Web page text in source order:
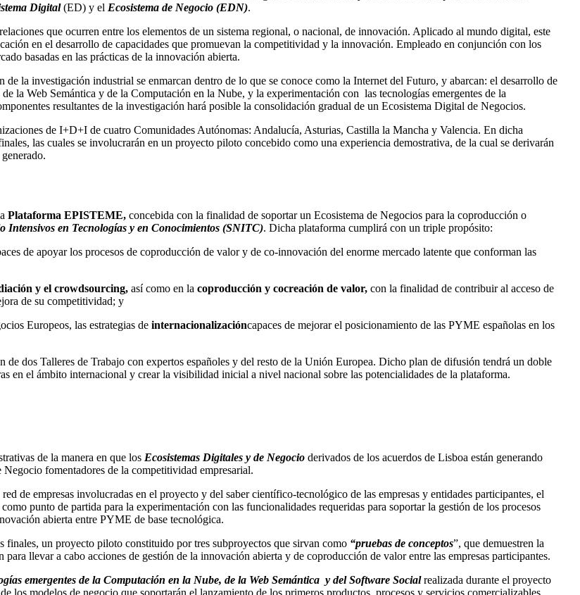
Digital(ED) y el Ecosistema de Negocio (EDN).
que ocurren entre los elementos de un sistema regional, o nacional, de innovación. Aplicado al mundo digital, este
en el desarrollo de capacidades que promuevan la competitividad y la innovación. Empleado en conjunción con los
basadas en las prácticas de la innovación abierta.
la investigación industrial se enmarcan dentro de lo que se conoce como la Internet del Futuro, y abarcan: el desarrollo de
la Web Semántica y de la Computación en la Nube, y la experimentación con las tecnologías emergentes de la
resultantes de la investigación hará posible la consolidación gradual de un Ecosistema Digital de Negocios.
de I+D+I de cuatro Comunidades Autónomas: Andalucía, Asturias, Castilla la Mancha y Valencia. En dicha
las cuales se involucrarán en un proyecto piloto concebido como una experiencia demostrativa, de la cual se derivarán
Plataforma EPISTEME, concebida con la finalidad de soportar un Ecosistema de Negocios para la coproducción o
Intensivos en Tecnologías y en Conocimientos (SNITC). Dicha plataforma cumplirá con un triple propósito:
de apoyar los procesos de coproducción de valor y de co-innovación del enorme mercado latente que conforman las
y el crowdsourcing, así como en la coproducción y cocreación de valor, con la finalidad de contribuir al acceso de
de su competitividad; y
Europeos, las estrategias de internacionalizacióncapaces de mejorar el posicionamiento de las PYME españolas en los
de dos Talleres de Trabajo con expertos españoles y del resto de la Unión Europea. Dicho plan de difusión tendrá un doble
en el ámbito internacional y crear la visibilidad inicial a nivel nacional sobre las potencialidades de la plataforma.
de la manera en que los Ecosistemas Digitales y de Negocio derivados de los acuerdos de Lisboa están generando
fomentadores de la competitividad empresarial.
de empresas involucradas en el proyecto y del saber científico-tecnológico de las empresas y entidades participantes, el
punto de partida para la experimentación con las funcionalidades requeridas para soportar la gestión de los procesos
abierta entre PYME de base tecnológica.
finales, un proyecto piloto constituido por tres subproyectos que sirvan como “pruebas de conceptos”, que demuestren la
llevar a cabo acciones de gestión de la innovación abierta y de coproducción de valor entre las empresas participantes.
emergentes de la Computación en la Nube, de la Web Semántica y del Software Socialrealizada durante el proyecto